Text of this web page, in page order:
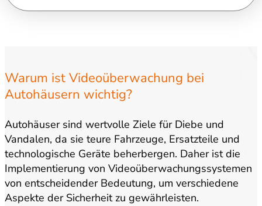
Warum ist Videoüberwachung bei
Autohäusern wichtig?
Autohäuser sind wertvolle Ziele für Diebe und
Vandalen, da sie teure Fahrzeuge, Ersatzteile und
technologische Geräte beherbergen. Daher ist die
Implementierung von Videoüberwachungssystemen
von entscheidender Bedeutung, um verschiedene
Aspekte der Sicherheit zu gewährleisten.